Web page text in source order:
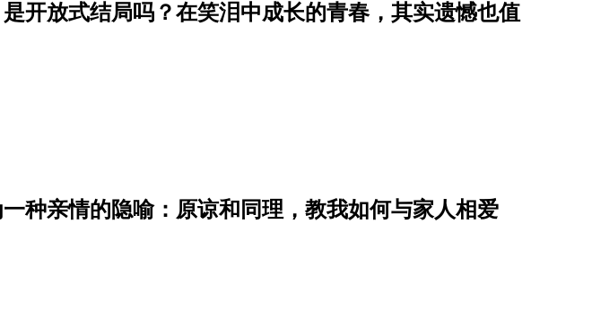
是开放式结局吗？在笑泪中成长的青春，其实遗憾也值
一种亲情的隐喻：原谅和同理，教我如何与家人相爱